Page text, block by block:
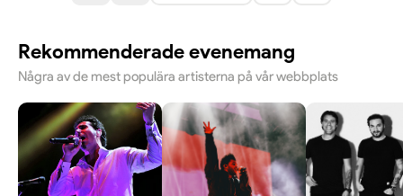
Rekommenderade evenemang
Några av de mest populära artisterna på vår webbplats